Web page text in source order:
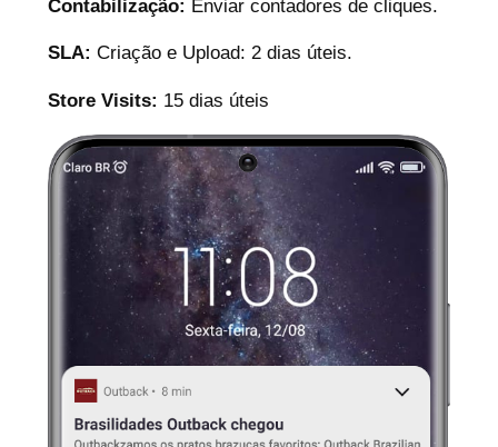
Contabilização: Enviar contadores de cliques.
SLA: Criação e Upload: 2 dias úteis.
Store Visits: 15 dias úteis